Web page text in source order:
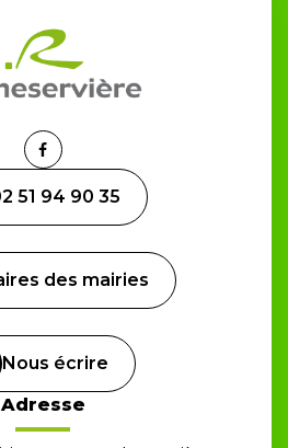
Lien
le
compte
51 94 90 35
des mairies
Nous écrire
Adresse